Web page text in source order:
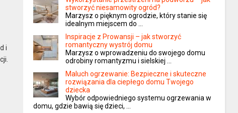
i
stworzyć niesamowity ogród?
Marzysz o pięknym ogrodzie, który stanie się
idealnym miejscem do …
Inspiracje z Prowansji – jak stworzyć
romantyczny wystrój domu
Marzysz o wprowadzeniu do swojego domu
odrobiny romantyzmu i sielskiej …
Maluch ogrzewanie: Bezpieczne i skuteczne
rozwiązania dla ciepłego domu Twojego
dziecka
Wybór odpowiedniego systemu ogrzewania w
domu, gdzie bawią się dzieci, …